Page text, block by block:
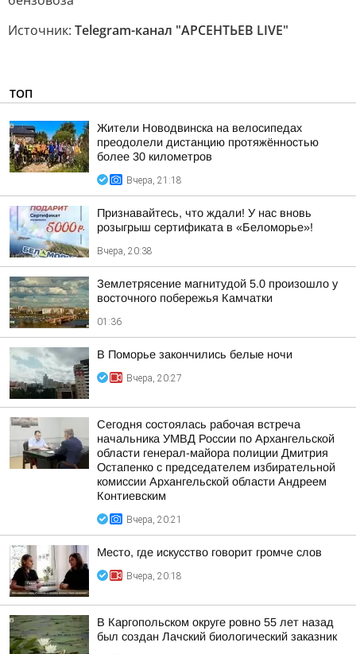
Источник: Telegram-канал "АРСЕНТЬЕВ LIVE"
ТОП
Жители Новодвинска на велосипедах
преодолели дистанцию протяжённостью
более 30 километров
Вчера, 21:18
Признавайтесь, что ждали! У нас вновь
розыгрыш сертификата в «Беломорье»!
Вчера, 20:38
Землетрясение магнитудой 5.0 произошло у
восточного побережья Камчатки
01:36
В Поморье закончились белые ночи
Вчера, 20:27
Сегодня состоялась рабочая встреча
начальника УМВД России по Архангельской
области генерал-майора полиции Дмитрия
Остапенко с председателем избирательной
комиссии Архангельской области Андреем
Контиевским
Вчера, 20:21
Место, где искусство говорит громче слов
Вчера, 20:18
В Каргопольском округе ровно 55 лет назад
был создан Лачский биологический заказник